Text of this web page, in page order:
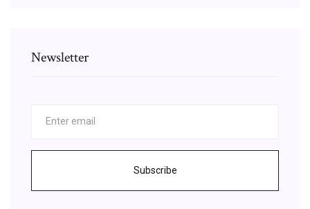
Newsletter
Subscribe